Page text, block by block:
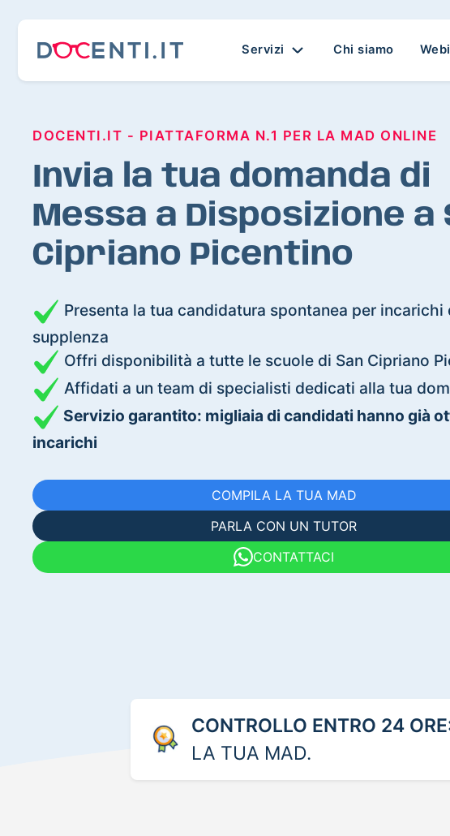
Servizi Chi siamo
DOCENTI.IT - PIATTAFORMA N.1 PER LA MAD ONLINE
Invia la tua domanda di
Messa a Disposizione a
Cipriano Picentino
Presenta la tua candidatura spontanea per incarichi
supplenza
Offri disponibilità a tutte le scuole di San Cipriano
Affidati a un team di specialisti dedicati alla tua
Servizio garantito: migliaia di candidati hanno già
incarichi
COMPILA LA TUA MAD
PARLA CON UN TUTOR
CONTATTACI
CONTROLLO ENTRO 24
LA TUA MAD.